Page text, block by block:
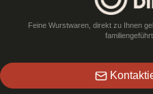
Feine Wurstwaren, direkt zu Ihnen